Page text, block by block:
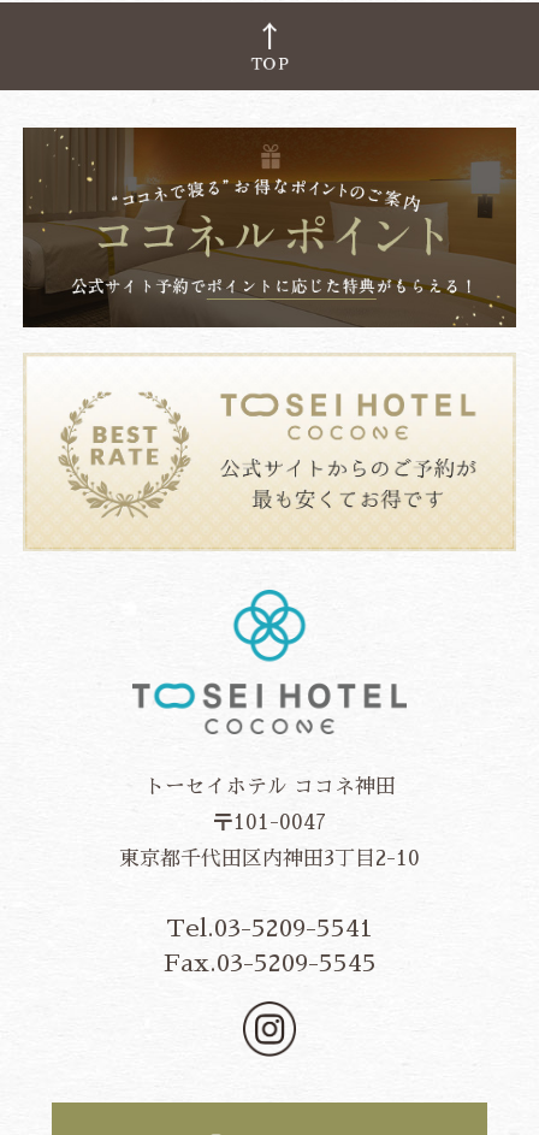
トーセイホテル ココネ神田
〒101-0047
東京都千代田区内神田3丁目2-10
Tel.03-5209-5541
Fax.03-5209-5545